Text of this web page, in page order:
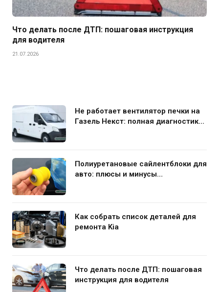
Что делать после ДТП: пошаговая инструкция
для водителя
21.07.2026
Не работает вентилятор печки на
Газель Некст: полная диагностика
Полиуретановые сайлентблоки для
авто: плюсы и минусы
Как собрать список деталей для
ремонта Kia
Что делать после ДТП: пошаговая
инструкция для водителя